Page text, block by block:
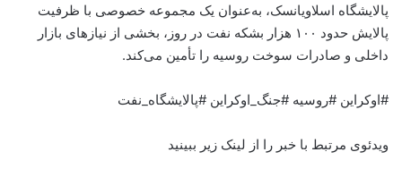
پالایشگاه اسلاویانسک، به‌عنوان یک مجموعه خصوصی با ظرفیت
پالایش حدود ۱۰۰ هزار بشکه نفت در روز، بخشی از نیازهای بازار
داخلی و صادرات سوخت روسیه را تأمین می‌کند.
#اوکراین #روسیه #جنگ_اوکراین #پالایشگاه_نفت
ویدئوی مرتبط با خبر را از لینک زیر ببینید